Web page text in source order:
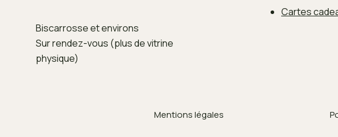
Biscarrosse et environs
Sur rendez-vous (plus de vitrine
physique)
Cartes
Mentions légales